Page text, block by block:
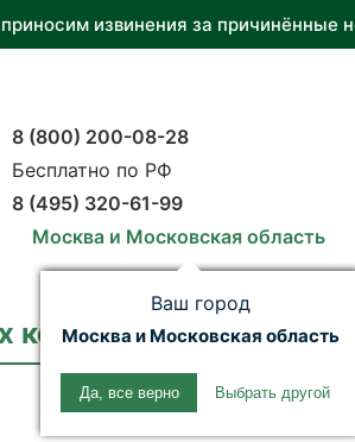
извинения за причинённые
8 (800) 200-08-28
Бесплатно по РФ
8 (495) 320-61-99
Москва и Московская область
Ваш город
Москва и Московская область
Да, все верно Выбрать другой
комплексных добавок